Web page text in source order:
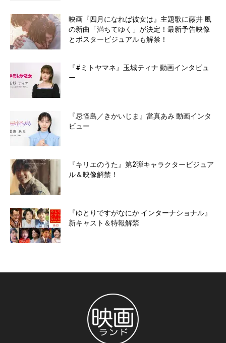
映画『四月になれば彼女は』主題歌に藤井 風
の新曲「満ちてゆく」が決定！最新予告映像
とポスタービジュアルも解禁！
『#ミトヤマネ』玉城ティナ 動画インタビュ
ー
『忌怪島／きかいじま』當真あみ 動画インタ
ビュー
『キリエのうた』第2弾キャラクタービジュア
ル＆映像解禁！
『ゆとりですがなにか インターナショナル』
新キャスト＆特報解禁